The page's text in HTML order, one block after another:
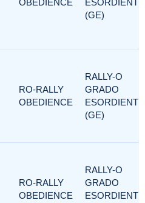
OBEDIENCE
ESORDIENTI
(GE)
RO-RALLY
OBEDIENCE
RALLY-O
GRADO
ESORDIENTI
(GE)
RO-RALLY
OBEDIENCE
RALLY-O
GRADO
ESORDIENTI